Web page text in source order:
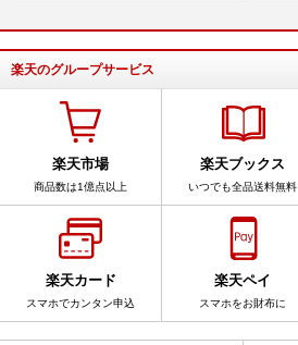
楽天のグループサービス
楽天市場
商品数は1億点以上
楽天ブックス
いつでも全品送料無料
楽天カード
スマホでカンタン申込
楽天ペイ
スマホをお財布に